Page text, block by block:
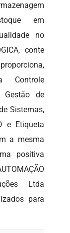
em
no
conte
Controle
Gestão de
Sistemas,
e Etiqueta
a mesma
positiva
Ltda
para